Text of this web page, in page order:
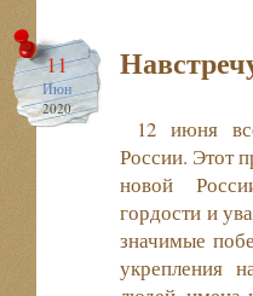
11
Июн
2020
12 июня
России. Этот
новой
гордости и
значимые
укрепления